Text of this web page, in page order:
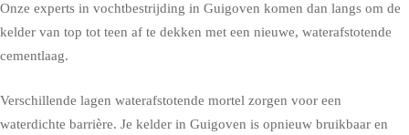
Onze experts in vochtbestrijding in Guigoven komen dan langs om de
kelder van top tot teen af te dekken met een nieuwe, waterafstotende
cementlaag.
Verschillende lagen waterafstotende mortel zorgen voor een
waterdichte barrière. Je kelder in Guigoven is opnieuw bruikbaar en